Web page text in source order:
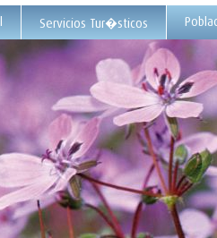
Servicios Tur�sticos